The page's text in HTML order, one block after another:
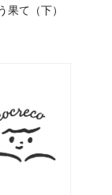
果て（下）